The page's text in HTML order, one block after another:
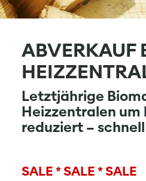
ABVERKAUF
Letztjährige
Heizzentralen um
reduziert –
SALE * SALE * SALE